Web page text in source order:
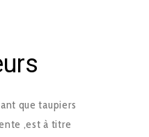
que taupiers
,est à titre